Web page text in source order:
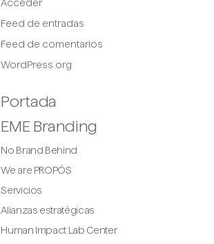
Acceder
Feed de entradas
Feed de comentarios
WordPress.org
Portada
EME Branding
No Brand Behind
We are PROPÓS
Servicios
Alianzas estratégicas
Human Impact Lab Center